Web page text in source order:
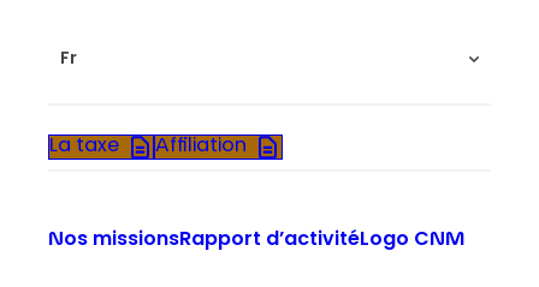
Fr
La taxe Affiliation
Nos missionsRapport d’activitéLogo CNM